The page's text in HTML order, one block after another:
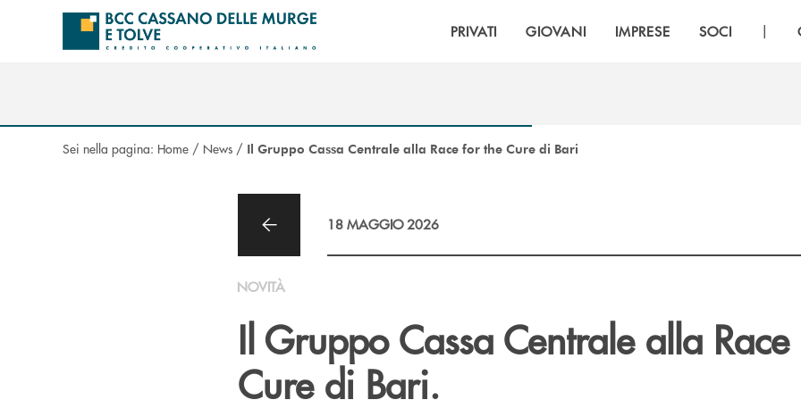
Salta al contenuto principale
PRIVATI GIOVANI IMPRESE SOCI |
Sei nella pagina: Home / News / Il Gruppo Cassa Centrale alla Race for the Cure di Bari
18 MAGGIO 2026
NOVITÀ
Il Gruppo Cassa Centrale alla
Cure di Bari.